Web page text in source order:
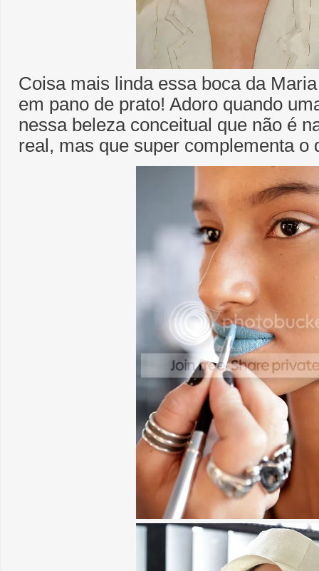
Coisa mais linda essa boca da
em pano de prato! Adoro quando
nessa beleza conceitual que não é
real, mas que super complementa o